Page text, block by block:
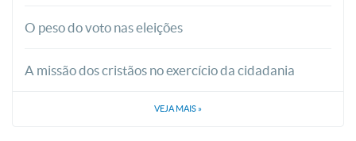
O peso do voto nas eleições
A missão dos cristãos no exercício da cidadania
VEJA MAIS »